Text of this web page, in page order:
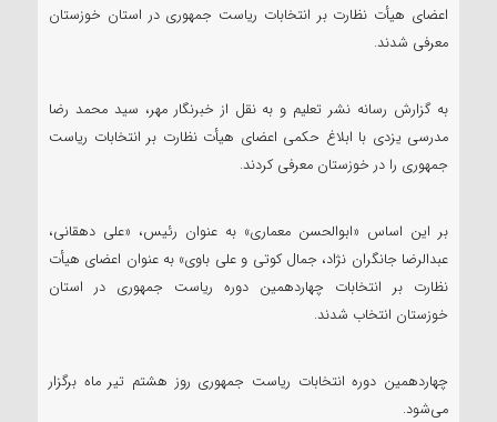
اعضای هیأت نظارت بر انتخابات ریاست جمهوری در استان خوزستان
معرفی شدند.
به گزارش رسانه نشر تعلیم و به نقل از خبرنگار مهر، سید محمد رضا
مدرسی یزدی با ابلاغ حکمی اعضای هیأت نظارت بر انتخابات ریاست
جمهوری را در خوزستان معرفی کردند.
بر این اساس «ابوالحسن معماری» به عنوان رئیس، «علی دهقانی،
عبدالرضا جانگران نژاد، جمال کوتی و علی باوی» به عنوان اعضای هیأت
نظارت بر انتخابات چهاردهمین دوره ریاست جمهوری در استان
خوزستان انتخاب شدند.
چهاردهمین دوره انتخابات ریاست جمهوری روز هشتم تیر ماه برگزار
می‌شود.